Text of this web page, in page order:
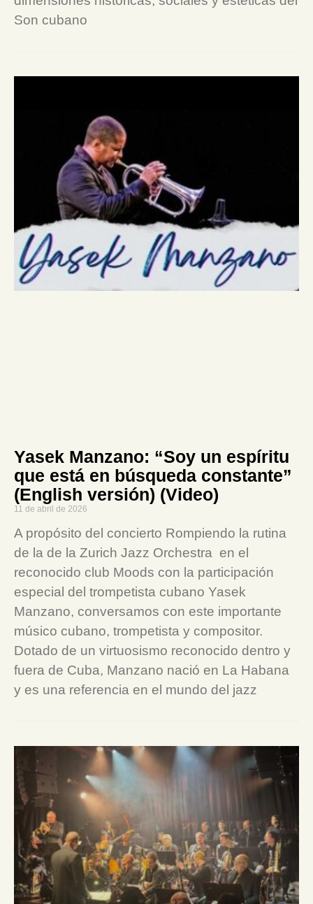
Son cubano
Yasek Manzano: “Soy un espíritu
que está en búsqueda constante”
(English versión) (Video)
11 de abril de 2026
A propósito del concierto Rompiendo la rutina
de la de la Zurich Jazz Orchestra en el
reconocido club Moods con la participación
especial del trompetista cubano Yasek
Manzano, conversamos con este importante
músico cubano, trompetista y compositor.
Dotado de un virtuosismo reconocido dentro y
fuera de Cuba, Manzano nació en La Habana
y es una referencia en el mundo del jazz